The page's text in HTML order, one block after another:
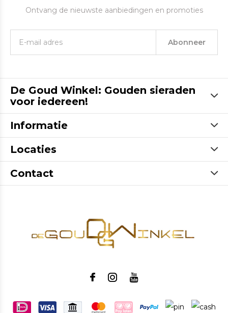
Ontvang de nieuwste aanbiedingen en promoties
Abonneer
De Goud Winkel: Gouden sieraden
voor iedereen!
Informatie
Locaties
Contact